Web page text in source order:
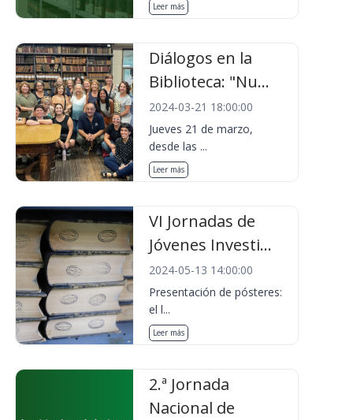
Leer más
Diálogos en la
Biblioteca: "Nu...
2024-03-21 18:00:00
Jueves 21 de marzo,
desde las ...
Leer más
VI Jornadas de
Jóvenes Investi...
2024-05-13 14:00:00
Presentación de pósteres:
el l...
Leer más
2.ª Jornada
Nacional de